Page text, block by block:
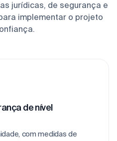
jurídicas, de segurança e
implementar o projeto
de nível
com medidas de